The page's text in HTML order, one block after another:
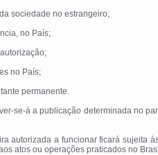
sociedade no estrangeiro;
no País;
no País;
permanente.
se-á a publicação determinada no
autorizada a funcionar ficará sujeita
atos ou operações praticados no